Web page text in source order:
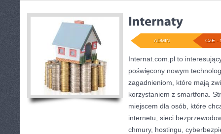
CZE -
ADMIN
Internat.com.pl to
poświęcony nowym
zagadnieniom, które mają
korzystaniem z smartfona.
miejscem dla osób, które
internetu, sieci
chmury, hostingu,